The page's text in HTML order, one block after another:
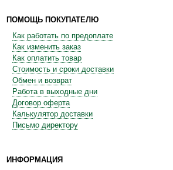
ПОМОЩЬ ПОКУПАТЕЛЮ
Как работать по предоплате
Как изменить заказ
Как оплатить товар
Стоимость и сроки доставки
Обмен и возврат
Работа в выходные дни
Договор оферта
Калькулятор доставки
Письмо директору
ИНФОРМАЦИЯ